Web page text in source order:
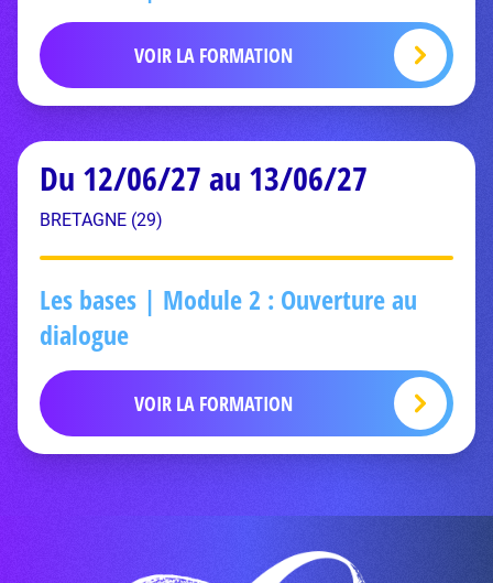
VOIR LA FORMATION
Du 12/06/27 au 13/06/27
BRETAGNE (29)
Les bases | Module 2 : Ouverture au
dialogue
VOIR LA FORMATION